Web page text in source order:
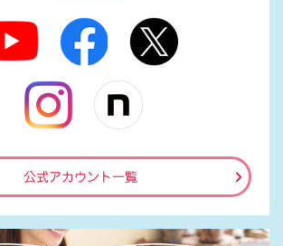
公式アカウント一覧